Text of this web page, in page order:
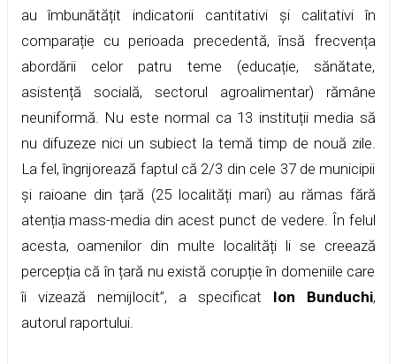
au îmbunătățit indicatorii cantitativi și calitativi în
comparație cu perioada precedentă, însă frecvența
abordării celor patru teme (educație, sănătate,
asistență socială, sectorul agroalimentar) rămâne
neuniformă. Nu este normal ca 13 instituții media să
nu difuzeze nici un subiect la temă timp de nouă zile.
La fel, îngrijorează faptul că 2/3 din cele 37 de municipii
și raioane din țară (25 localități mari) au rămas fără
atenția mass-media din acest punct de vedere. În felul
acesta, oamenilor din multe localități li se creează
percepția că în țară nu există corupție în domeniile care
îi vizează nemijlocit”, a specificat Ion Bunduchi,
autorul raportului.